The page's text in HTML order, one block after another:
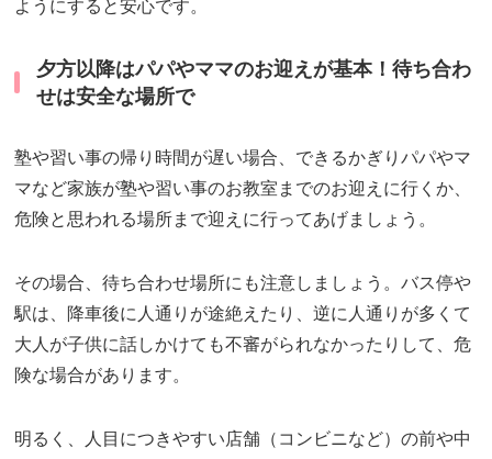
ようにすると安心です。
夕方以降はパパやママのお迎えが基本！待ち合わ
せは安全な場所で
塾や習い事の帰り時間が遅い場合、できるかぎりパパやマ
マなど家族が塾や習い事のお教室までのお迎えに行くか、
危険と思われる場所まで迎えに行ってあげましょう。
その場合、待ち合わせ場所にも注意しましょう。バス停や
駅は、降車後に人通りが途絶えたり、逆に人通りが多くて
大人が子供に話しかけても不審がられなかったりして、危
険な場合があります。
明るく、人目につきやすい店舗（コンビニなど）の前や中